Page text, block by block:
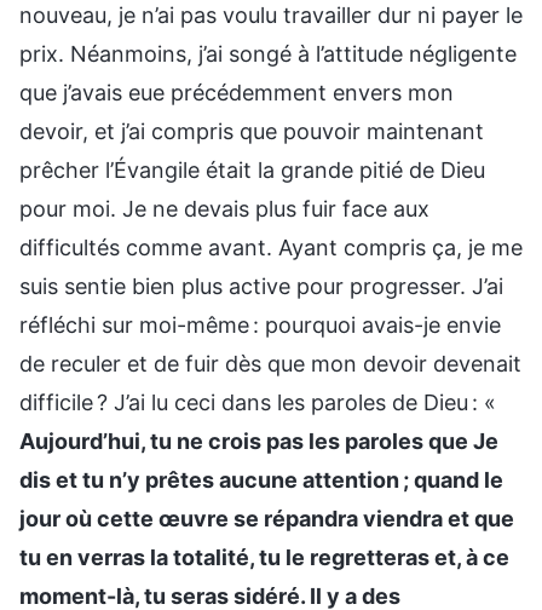
nouveau, je n’ai pas voulu travailler dur ni payer le
prix. Néanmoins, j’ai songé à l’attitude négligente
que j’avais eue précédemment envers mon
devoir, et j’ai compris que pouvoir maintenant
prêcher l’Évangile était la grande pitié de Dieu
pour moi. Je ne devais plus fuir face aux
difficultés comme avant. Ayant compris ça, je me
suis sentie bien plus active pour progresser. J’ai
réfléchi sur moi-même : pourquoi avais-je envie
de reculer et de fuir dès que mon devoir devenait
difficile ? J’ai lu ceci dans les paroles de Dieu : «
Aujourd’hui, tu ne crois pas les paroles que Je
dis et tu n’y prêtes aucune attention ; quand le
jour où cette œuvre se répandra viendra et que
tu en verras la totalité, tu le regretteras et, à ce
moment-là, tu seras sidéré. Il y a des